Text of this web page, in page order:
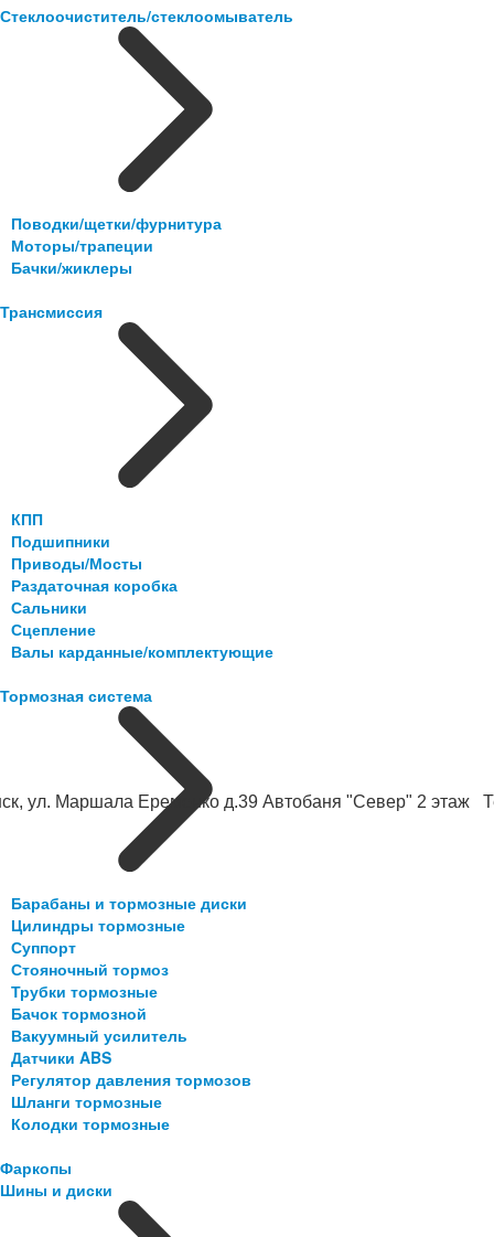
ул. Маршала Еременко д.39 Автобаня "Север" 2 этаж
Стеклоочиститель/стеклоомыватель
Поводки/щетки/фурнитура
Моторы/трапеции
Бачки/жиклеры
Трансмиссия
КПП
Подшипники
Приводы/Мосты
Раздаточная коробка
Сальники
Сцепление
Валы карданные/комплектующие
Тормозная система
Барабаны и тормозные диски
Цилиндры тормозные
Суппорт
Стояночный тормоз
Трубки тормозные
Бачок тормозной
Вакуумный усилитель
Датчики ABS
Регулятор давления тормозов
Шланги тормозные
Колодки тормозные
Фаркопы
Шины и диски